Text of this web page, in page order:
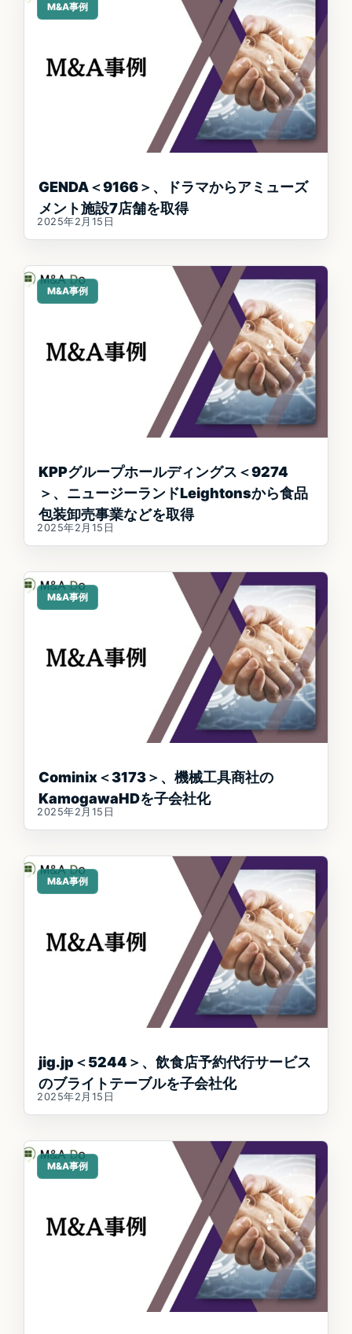
M&A事例
GENDA＜9166＞、ドラマからアミューズ
メント施設7店舗を取得
2025年2月15日
M&A事例
KPPグループホールディングス＜9274
＞、ニュージーランドLeightonsから食品
包装卸売事業などを取得
2025年2月15日
M&A事例
Cominix＜3173＞、機械工具商社の
KamogawaHDを子会社化
2025年2月15日
M&A事例
jig.jp＜5244＞、飲食店予約代行サービス
のブライトテーブルを子会社化
2025年2月15日
M&A事例